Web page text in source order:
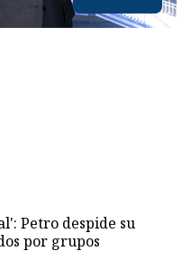
Petro despide su
por grupos